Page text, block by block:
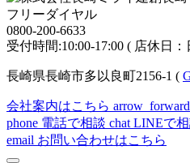
フリーダイヤル
0800-200-6633
受付時間:10:00-17:00 ( 店休日：
長崎県長崎市多以良町2156-1 (
会社案内はこちら arrow_forward
phone 電話で相談 chat LINEで
email お問い合わせはこちら